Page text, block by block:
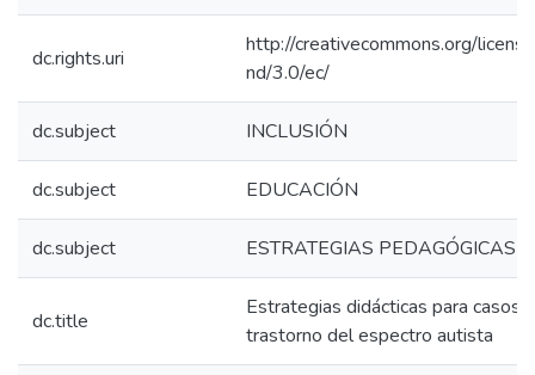
dc.rights.uri
http://creativecommons.org/
nd/3.0/ec/
dc.subject INCLUSIÓN
dc.subject EDUCACIÓN
dc.subject ESTRATEGIAS PEDAGÓGICAS
dc.title
Estrategias didácticas para casos
trastorno del espectro autista